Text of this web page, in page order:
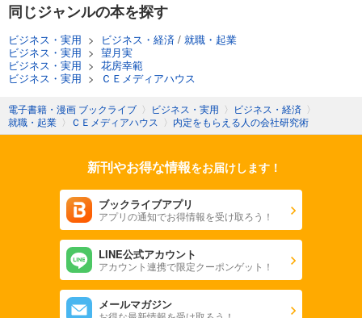
同じジャンルの本を探す
ビジネス・実用 > ビジネス・経済 / 就職・起業
ビジネス・実用 > 望月実
ビジネス・実用 > 花房幸範
ビジネス・実用 > ＣＥメディアハウス
電子書籍・漫画 ブックライブ 〉 ビジネス・実用 〉 ビジネス・経済 〉
就職・起業 〉 ＣＥメディアハウス 〉 内定をもらえる人の会社研究術
新刊やお得な情報をお届けします！
ブックライブアプリ
アプリの通知でお得情報を受け取ろう！
LINE公式アカウント
アカウント連携で限定クーポンゲット！
メールマガジン